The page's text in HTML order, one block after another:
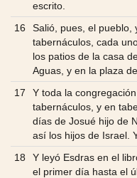
escrito.
16
Salió, pues, el pueblo,
tabernáculos, cada
los patios de la casa
Aguas, y en la plaza
17
Y toda la
tabernáculos, y en
días de Josué hijo de
así los hijos de Israel.
18
Y leyó Esdras en el
el primer día hasta el